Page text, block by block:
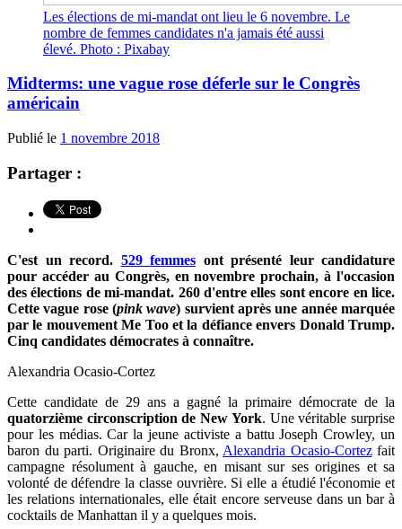
Les élections de mi-mandat ont lieu le 6 novembre. Le
nombre de femmes candidates n'a jamais été aussi
élevé. Photo : Pixabay
Midterms: une vague rose déferle sur le Congrès
américain
Publié le 1 novembre 2018
Partager :
C'est un record. 529 femmes ont présenté leur candidature
pour accéder au Congrès, en novembre prochain, à l'occasion
des élections de mi-mandat. 260 d'entre elles sont encore en lice.
Cette vague rose (pink wave) survient après une année marquée
par le mouvement Me Too et la défiance envers Donald Trump.
Cinq candidates démocrates à connaître.
Alexandria Ocasio-Cortez
Cette candidate de 29 ans a gagné la primaire démocrate de la
quatorzième circonscription de New York. Une véritable surprise
pour les médias. Car la jeune activiste a battu Joseph Crowley, un
baron du parti. Originaire du Bronx, Alexandria Ocasio-Cortezfait
campagne résolument à gauche, en misant sur ses origines et sa
volonté de défendre la classe ouvrière. Si elle a étudié l'économie et
les relations internationales,elle était encore serveuse dans un bar à
cocktails de Manhattan il y a quelques mois.